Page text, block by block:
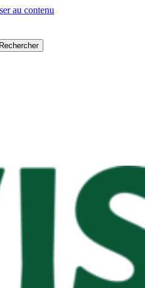
au contenu